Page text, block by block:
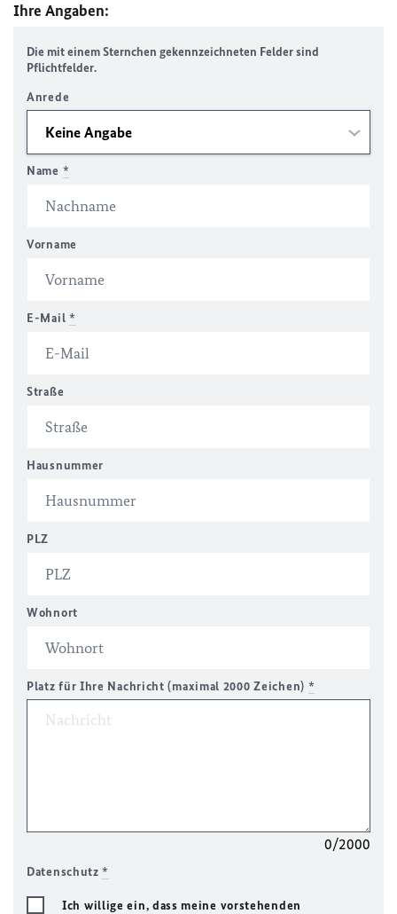
Ihre Angaben:
Die mit einem Sternchen gekennzeichneten Felder sind
Pflichtfelder.
Anrede
Name *
Vorname
E-Mail *
Straße
Hausnummer
PLZ
Wohnort
Platz für Ihre Nachricht (maximal 2000 Zeichen) *
0/2000
Datenschutz*
Ich willige ein, dass meine vorstehenden